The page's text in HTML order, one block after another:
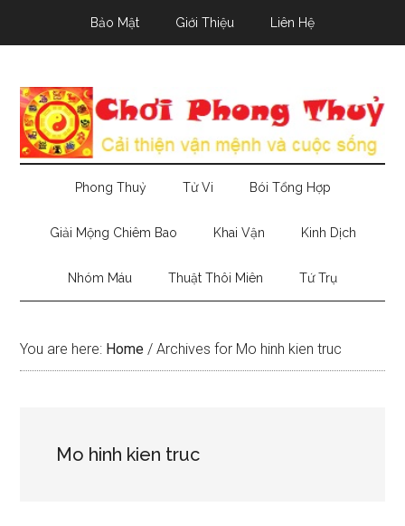
Bảo Mật Giới Thiệu Liên Hệ
Phong Thuỷ Tử Vi Bói Tổng Hợp
Giải Mộng Chiêm Bao Khai Vận Kinh Dịch
Nhóm Máu Thuật Thôi Miên Tứ Trụ
You are here: Home / Archives for Mo hinh kien truc
Mo hinh kien truc